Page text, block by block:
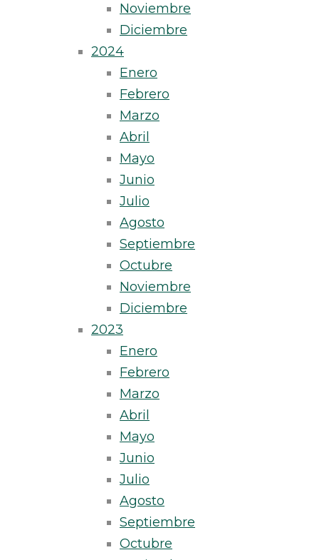
Noviembre
Diciembre
2024
Enero
Febrero
Marzo
Abril
Mayo
Junio
Julio
Agosto
Septiembre
Octubre
Noviembre
Diciembre
2023
Enero
Febrero
Marzo
Abril
Mayo
Junio
Julio
Agosto
Septiembre
Octubre